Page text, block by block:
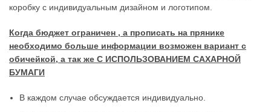
коробку с индивидуальным дизайном и логотипом.
Когда бюджет ограничен , а прописать на прянике
необходимо больше информации возможен вариант с
обичейкой, а так же С ИСПОЛЬЗОВАНИЕМ САХАРНОЙ
БУМАГИ
В каждом случае обсуждается индивидуально.